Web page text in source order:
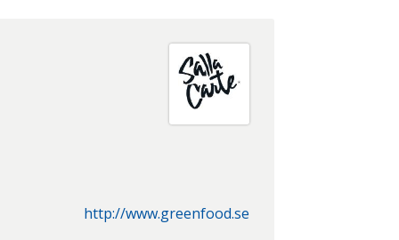
http://www.greenfood.se